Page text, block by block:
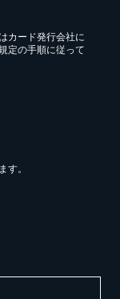
カード発行会社に
定の手順に従って
す。
値引き保証い
け付けており